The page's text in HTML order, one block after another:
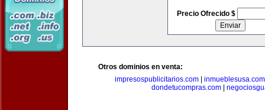
Precio Ofrecido $
Otros dominios en venta:
impresospublicitarios.com
inmueblesusa.com
dondetucompras.com|